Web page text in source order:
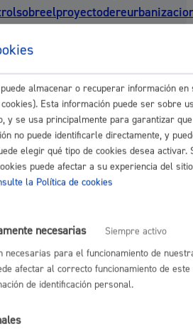
de Donostia / San
/ San Sebastián)
la web
almacenar o recuperar información en
Esta información puede ser sobre
y se usa principalmente para garantizar
no puede identificarle directamente, y
elegir qué tipo de cookies desea activar.
puede afectar a su experiencia del
la Política de cookies
necesarias
Siempre activo
necesarias para el funcionamiento de
afectar al correcto funcionamiento de
de identificación personal.